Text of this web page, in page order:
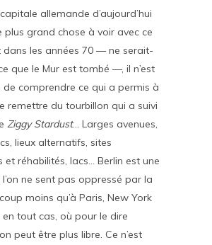
allemande d’aujourd’hui
plus grand chose à voir avec ce
dans les années 70 — ne serait-
que le Mur est tombé —, il n’est
comprendre ce qui a permis à
remettre du tourbillon qui a suivi
Ziggy Stardust… Larges avenues,
lieux alternatifs, sites
et réhabilités, lacs… Berlin est une
ne sent pas oppressé par la
moins qu’à Paris, New York
tout cas, où pour le dire
peut être plus libre. Ce n’est